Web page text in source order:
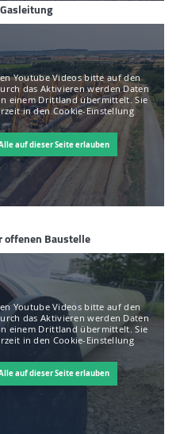
Youtube Videos bitte auf den
das Aktivieren werden Daten
einem Drittland übermittelt. Sie
in den Cookie-Einstellung
auf dieser Seite erlauben
offenen Baustelle
Youtube Videos bitte auf den
das Aktivieren werden Daten
einem Drittland übermittelt. Sie
in den Cookie-Einstellung
auf dieser Seite erlauben